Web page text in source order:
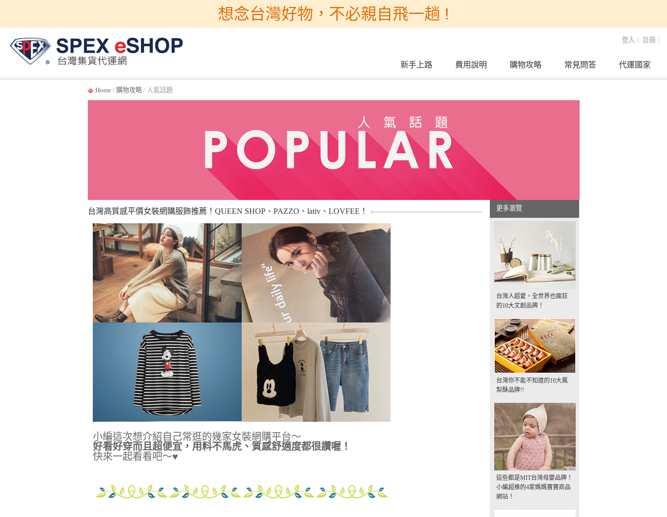
想念台灣好物，不必親自飛一趟 !
登入 註冊
代運國家
常見問答
購物攻略
費用說明
新手上路
Home / 購物攻略 / 人氣話題
更多瀏覽
台灣人超愛，全世界也瘋狂
的10大文創品牌！
台灣你不能不知道的10大鳳
梨酥品牌!!
這些都是MIT台灣母嬰品牌！
小編超推的4家媽媽寶寶商品
網站！
台灣高質感平價女裝網購服飾推薦！QUEEN SHOP、PAZZO、lativ、LOVFEE！
小編這次想介紹自己常逛的幾家女裝網購平台～
好看好穿而且超便宜，用料不馬虎、質感舒適度都很讚喔！
快來一起看看吧～♥